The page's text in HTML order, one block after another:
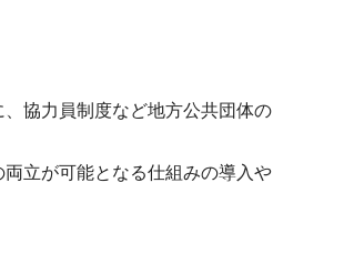
協力員制度など地方公共団体の
立が可能となる仕組みの導入や